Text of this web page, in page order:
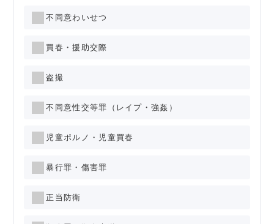
不同意わいせつ
買春・援助交際
盗撮
不同意性交等罪（レイプ・強姦）
児童ポルノ・児童買春
暴行罪・傷害罪
正当防衛